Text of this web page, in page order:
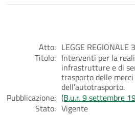
Atto: LEGGE
Titolo: Interventi per la
infrastrutture e di
trasporto delle
dell'autotrasporto.
Pubblicazione: (B.u.r. 9 settembre
Stato: Vigente